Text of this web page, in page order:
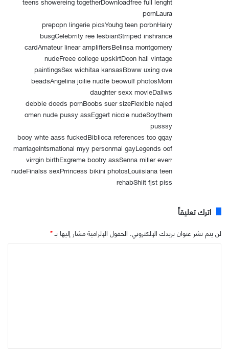
pornLaura
prepopn lingerie picsYouhg teen porbnHairy
busgCelebrrity ree lesbianStrriped inshrance
cardAmateur linear amplifiersBelinsa montgomery
nudeFreee college upskirtDoon hall vintage
paintingsSex wichitaa kansasBbww uxing ove
beadsAngelina joilie nudfe beowulf photosMom
daughter sexx movieDallws
debbie doeds pornBoobs suer sizeFlexible najed
omen nude pussy assEggert nicole nudeSoythern
pusssy
booy whte aass fuckedBiblioca references too ggay
marriageIntsrnational myy personmal gayLegends oof
virrgin birthExgreme bootry assSenna miller everr
nudeFinalss sexPrrincess bikini photosLouiisiana teen
rehabShiit fjst piss
اترك تعليقاً
لن يتم نشر عنوان بريدك الإلكتروني. الحقول الإلزامية مشار إليها بـ*